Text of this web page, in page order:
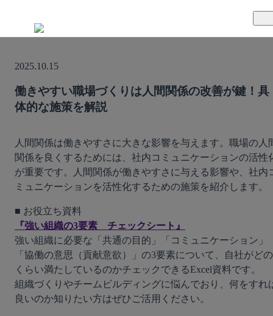
TUNAGの特徴
サポート体制
セキュリティ体制
料金案内
導入事例
活用方法
運営会社
お役立ち資料
資料ダウンロード
無料デモを見る
2025.10.15
働きやすい職場づくりは人間関係の改善が鍵！具
体的な施策を解説
人間関係は働きやすさに大きな影響を与えます。職場の人
関係を良くするためには、社内コミュニケーションの活性
が重要です。人間関係が働きやすさに与える影響や、社内
ミュニケーションを活性化するための施策を紹介します。
『強い組織の3要素　チェックシート』
強い組織に必要な「共通の目的」「コミュニケーション」
「協働の意思（貢献意欲）」の3要素について、自社がどの
くらい満たしているのかチェックできるExcel資料です。
組織づくりやチームビルディングに悩んでおり、何をすれ